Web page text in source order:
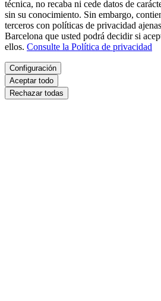
Este portal web únicamente utiliza
técnica, no recaba ni cede datos de
sin su conocimiento. Sin embargo,
terceros con políticas de privacidad
Barcelona que usted podrá decidir si
ellos.Consulte la Política de privacidad
Configuración
Aceptar todo